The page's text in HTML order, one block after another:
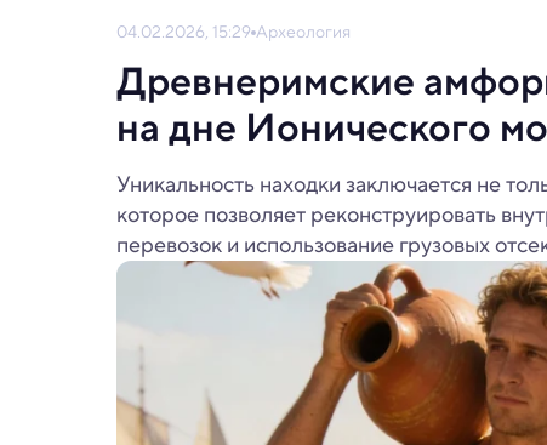
04.02.2026, 15:29 Археология
Древнеримские
на дне Ионического
Уникальность находки заключается не
которое позволяет реконструировать
перевозок и использование грузовых